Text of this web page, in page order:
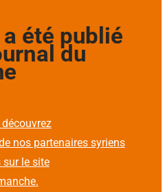
été publié
du
nos partenaires syriens
sur le site